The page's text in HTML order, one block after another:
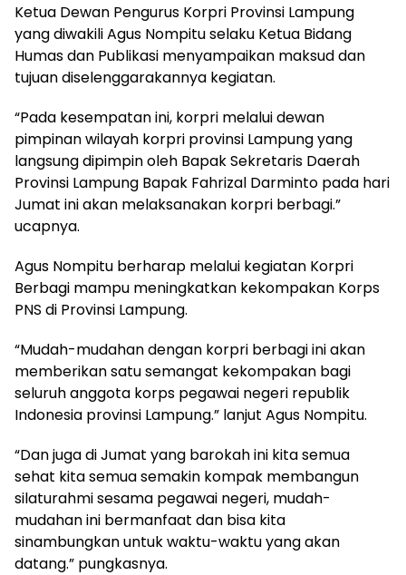
Ketua Dewan Pengurus Korpri Provinsi Lampung
yang diwakili Agus Nompitu selaku Ketua Bidang
Humas dan Publikasi menyampaikan maksud dan
tujuan diselenggarakannya kegiatan.
“Pada kesempatan ini, korpri melalui dewan
pimpinan wilayah korpri provinsi Lampung yang
langsung dipimpin oleh Bapak Sekretaris Daerah
Provinsi Lampung Bapak Fahrizal Darminto pada hari
Jumat ini akan melaksanakan korpri berbagi.”
ucapnya.
Agus Nompitu berharap melalui kegiatan Korpri
Berbagi mampu meningkatkan kekompakan Korps
PNS di Provinsi Lampung.
“Mudah-mudahan dengan korpri berbagi ini akan
memberikan satu semangat kekompakan bagi
seluruh anggota korps pegawai negeri republik
Indonesia provinsi Lampung.” lanjut Agus Nompitu.
“Dan juga di Jumat yang barokah ini kita semua
sehat kita semua semakin kompak membangun
silaturahmi sesama pegawai negeri, mudah-
mudahan ini bermanfaat dan bisa kita
sinambungkan untuk waktu-waktu yang akan
datang.” pungkasnya.